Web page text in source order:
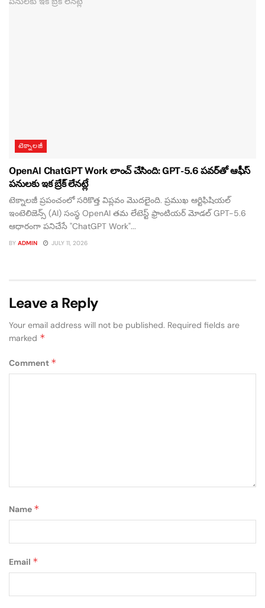
టెక్నాలజీ
OpenAI ChatGPT Work లాంచ్ చేసింది: GPT-5.6 పవర్‌తో ఆఫీస్
పనులకు ఇక బ్రేక్ లేనట్లే
టెక్నాలజీ ప్రపంచంలో సరికొత్త విప్లవం మొదలైంది. ప్రముఖ ఆర్టిఫిషియల్
ఇంటెలిజెన్స్ (AI) సంస్థ OpenAI తమ లేటెస్ట్ ఫ్రాంటియర్ మోడల్ GPT-5.6
ఆధారంగా పనిచేసే "ChatGPT Work"...
BY ADMIN JULY 11, 2026
Leave a Reply
Your email address will not be published. Required fields are
marked *
Comment *
Name *
Email *